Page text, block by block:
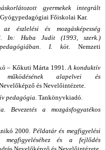
gyermekek integrált
Főiskolai Kar.
észlelési és mozgásképesség
In: Huba Judit (1993, szerk.)
I. köt.
Nemzeti
– Kőkuti Márta 1991.A konduktív
alapelvei és
és Nevelőintézete.
pedagógia. Tankönyvkiadó.
Bevezetés a mozgásfogyatékos
2000. Példatár és megfigyelési
megfigyeléséhez és a fejlődés